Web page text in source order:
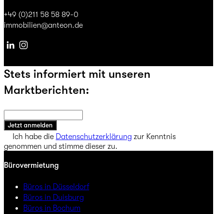
+49 (0)211 58 58 89-0
immobilien@anteon.de
LinkedinInstagram
Stets informiert mit unseren
Marktberichten:
Jetzt anmelden
Ich habe die Datenschutzerklärung zur Kenntnis
genommen und stimme dieser zu.
Bürovermietung
Büros in Düsseldorf
Büros in Duisburg
Büros in Bochum